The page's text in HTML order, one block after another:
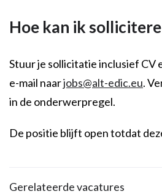
Hoe kan ik
Stuur je sollicitatie inclusief CV
e-mail naarjobs@alt-edic.eu.
in de onderwerpregel.
De positie blijft open totdat
Gerelateerde vacatures